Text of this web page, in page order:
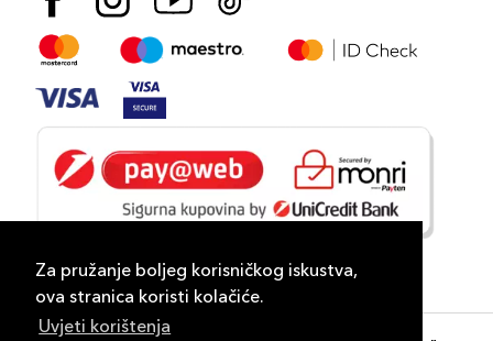
Za pružanje boljeg korisničkog iskustva,
ova stranica koristi kolačiće.
Uvjeti korištenja